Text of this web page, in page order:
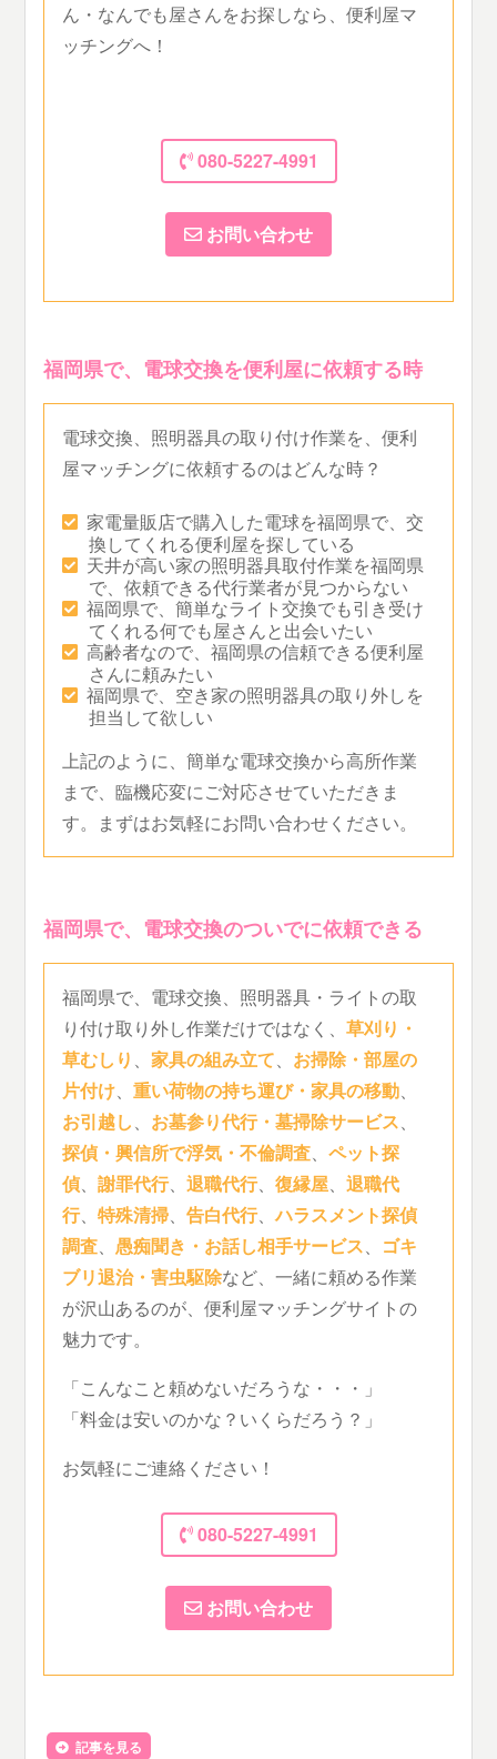
ん・なんでも屋さんをお探しなら、便利屋マ
ッチングへ！
080-5227-4991
お問い合わせ
福岡県で、電球交換を便利屋に依頼する時
電球交換、照明器具の取り付け作業を、便利
屋マッチングに依頼するのはどんな時？
家電量販店で購入した電球を福岡県で、交
換してくれる便利屋を探している
天井が高い家の照明器具取付作業を福岡県
で、依頼できる代行業者が見つからない
福岡県で、簡単なライト交換でも引き受け
てくれる何でも屋さんと出会いたい
高齢者なので、福岡県の信頼できる便利屋
さんに頼みたい
福岡県で、空き家の照明器具の取り外しを
担当して欲しい
上記のように、簡単な電球交換から高所作業
まで、臨機応変にご対応させていただきま
す。まずはお気軽にお問い合わせください。
福岡県で、電球交換のついでに依頼できる
福岡県で、電球交換、照明器具・ライトの取
り付け取り外し作業だけではなく、草刈り・
草むしり 、家具の組み立て、 お掃除・部屋の
片付け、重い荷物の持ち運び・家具の移動、
お引越し、 お墓参り代行・墓掃除サービス、
探偵・興信所で浮気・不倫調査、ペット探
偵、謝罪代行、退職代行、復縁屋、退職代
行、特殊清掃、告白代行、ハラスメント探偵
調査、愚痴聞き・お話し相手サービス、 ゴキ
ブリ退治・害虫駆除など、一緒に頼める作業
が沢山あるのが、便利屋マッチングサイトの
魅力です。
「こんなこと頼めないだろうな・・・」
「料金は安いのかな？いくらだろう？」
お気軽にご連絡ください！
080-5227-4991
お問い合わせ
記事を見る